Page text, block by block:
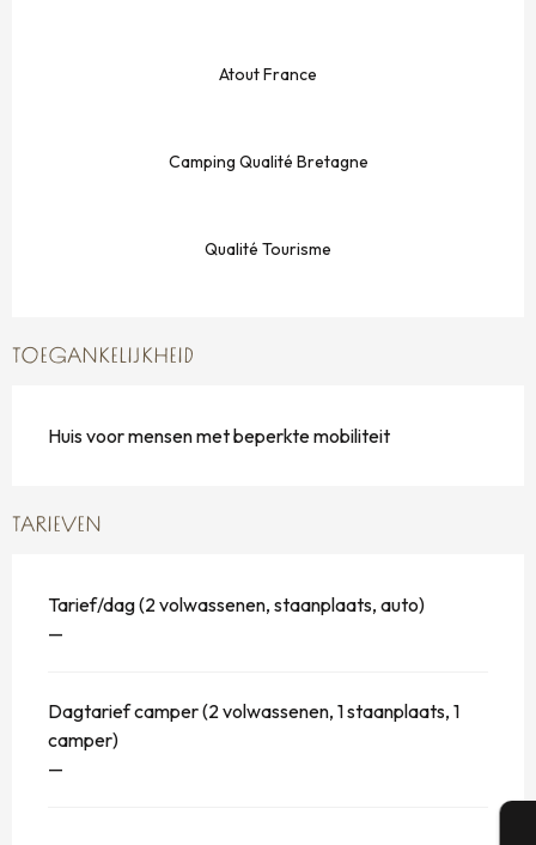
Atout France
Camping Qualité Bretagne
Qualité Tourisme
TOEGANKELIJKHEID
Huis voor mensen met beperkte mobiliteit
TARIEVEN
Tarief/dag (2 volwassenen, staanplaats, auto)
—
Dagtarief camper (2 volwassenen, 1 staanplaats, 1
camper)
—